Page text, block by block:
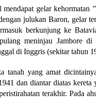
gelar kehormatan
julukan Baron, gelar
berkunjung ke
meninjau Jambore
di Inggris (sekitar tahun
tanah yang amat
dan diantar diatas
terakhir. Pada